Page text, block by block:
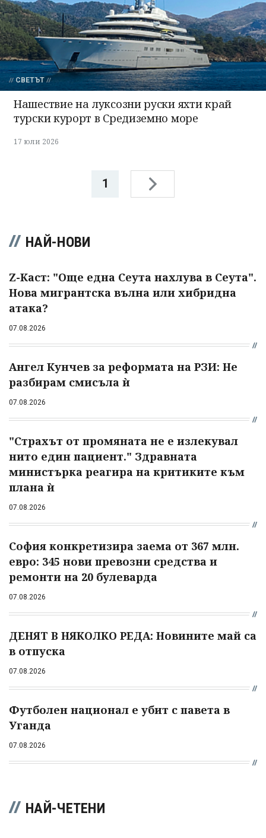
СВЕТЪТ
Нашествие на луксозни руски яхти край
турски курорт в Средиземно море
17 юли 2026
1
НАЙ-НОВИ
Z-Каст: "Още една Сеута нахлува в Сеута".
Нова мигрантска вълна или хибридна
атака?
07.08.2026
Ангел Кунчев за реформата на РЗИ: Не
разбирам смисъла ѝ
07.08.2026
"Страхът от промяната не е излекувал
нито един пациент." Здравната
министърка реагира на критиките към
плана ѝ
07.08.2026
София конкретизира заема от 367 млн.
евро: 345 нови превозни средства и
ремонти на 20 булеварда
07.08.2026
ДЕНЯТ В НЯКОЛКО РЕДА: Новините май са
в отпуска
07.08.2026
Футболен национал е убит с павета в
Уганда
07.08.2026
НАЙ-ЧЕТЕНИ